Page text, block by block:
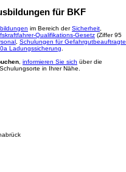
für BKF
im Bereich derSicherheit
Qualifikations-Gesetz (Ziffer 95
Schulungen für Gefahrgutbeauftragte
Ladungssicherung
informieren Sie sich über die
in Ihrer Nähe.